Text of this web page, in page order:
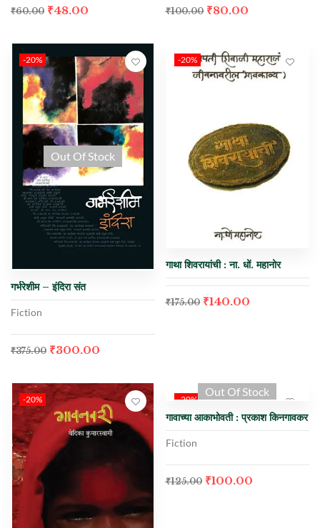
₹60.00 ₹48.00 ₹100.00 ₹80.00
-20%
Out Of Stock
गर्भरेशीम – इंदिरा संत
Fiction
₹375.00 ₹300.00
-20%
गाथा शिवरायांची : ना. धों. महानोर
₹175.00 ₹140.00
-20% -20%
Out Of Stock
गावाच्या आकाभोवती : प्रकाश किनगावकर
Fiction
₹125.00 ₹100.00